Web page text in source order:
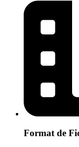
Format de